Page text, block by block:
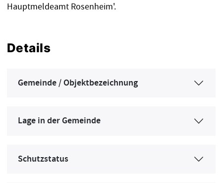
Hauptmeldeamt Rosenheim'.
Details
Gemeinde / Objektbezeichnung
Lage in der Gemeinde
Schutzstatus